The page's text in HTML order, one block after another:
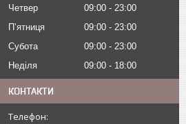
Четвер
09:00
23:00
Пʼятниця
09:00
23:00
Субота
09:00
23:00
Неділя
09:00 18:00
КОНТАКТИ